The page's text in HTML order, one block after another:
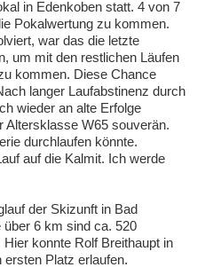
in Edenkoben statt. 4 von 7
Pokalwertung zu kommen.
war das die letzte
um mit den restlichen Läufen
kommen. Diese Chance
langer Laufabstinenz durch
wieder an alte Erfolge
Altersklasse W65 souverän.
durchlaufen könnte.
auf die Kalmit. Ich werde
der Skizunft in Bad
6 km sind ca. 520
konnte Rolf Breithaupt in
Platz erlaufen.